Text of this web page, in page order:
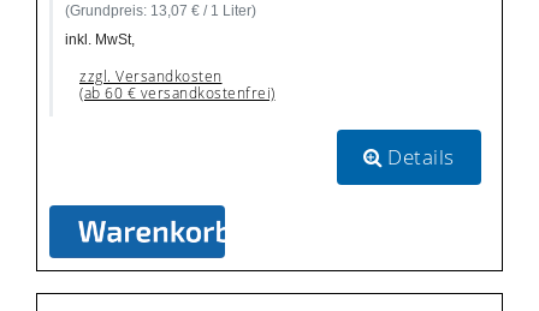
(Grundpreis: 13,07 € / 1 Liter)
inkl. MwSt,
zzgl. Versandkosten
(ab 60 € versandkostenfrei)
Details